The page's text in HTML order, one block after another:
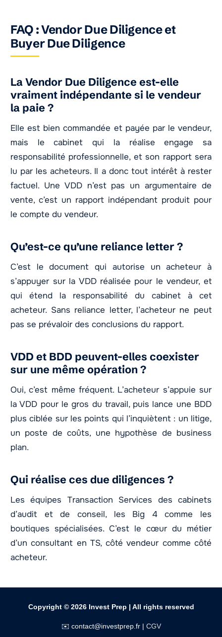
FAQ : Vendor Due Diligence et
Buyer Due Diligence
La Vendor Due Diligence est-elle
vraiment indépendante si le vendeur
la paie ?
Elle est bien commandée et payée par le vendeur,
mais le cabinet qui la réalise engage sa
responsabilité professionnelle, et son rapport sera
lu par les acheteurs. Il a donc tout intérêt à rester
factuel. Une VDD n’est pas un argumentaire de
vente, c’est un rapport indépendant produit pour
le compte du vendeur.
Qu’est-ce qu’une reliance letter ?
C’est le document qui autorise un acheteur à
s’appuyer sur la VDD réalisée pour le vendeur, et
qui étend la responsabilité du cabinet à cet
acheteur. Sans reliance letter, l’acheteur ne peut
pas se prévaloir des conclusions du rapport.
VDD et BDD peuvent-elles coexister
sur une même opération ?
Oui, c’est même fréquent. L’acheteur s’appuie sur
la VDD pour le gros du travail, puis lance une BDD
plus ciblée sur les points qui l’inquiètent : un litige,
un poste de coûts, une hypothèse de business
plan.
Qui réalise ces due diligences ?
Les équipes Transaction Services des cabinets
d’audit et de conseil, les Big 4 comme les
boutiques spécialisées. C’est le cœur du métier
d’un consultant en TS, côté vendeur comme côté
acheteur.
Copyright © 2026 Invest Prep | All rights reserved
✉️ contact@investprep.fr | CGV